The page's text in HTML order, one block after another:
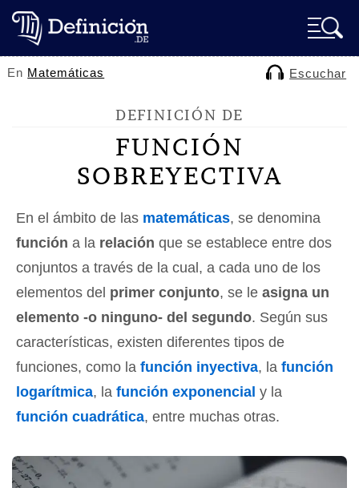
En Matemáticas Escuchar
DEFINICIÓN DE
FUNCIÓN
SOBREYECTIVA
En el ámbito de las matemáticas, se denomina
función a la relación que se establece entre dos
conjuntos a través de la cual, a cada uno de los
elementos del primer conjunto, se le asigna un
elemento -o ninguno- del segundo. Según sus
características, existen diferentes tipos de
funciones, como la función inyectiva, la función
logarítmica, la función exponencial y la
función cuadrática, entre muchas otras.